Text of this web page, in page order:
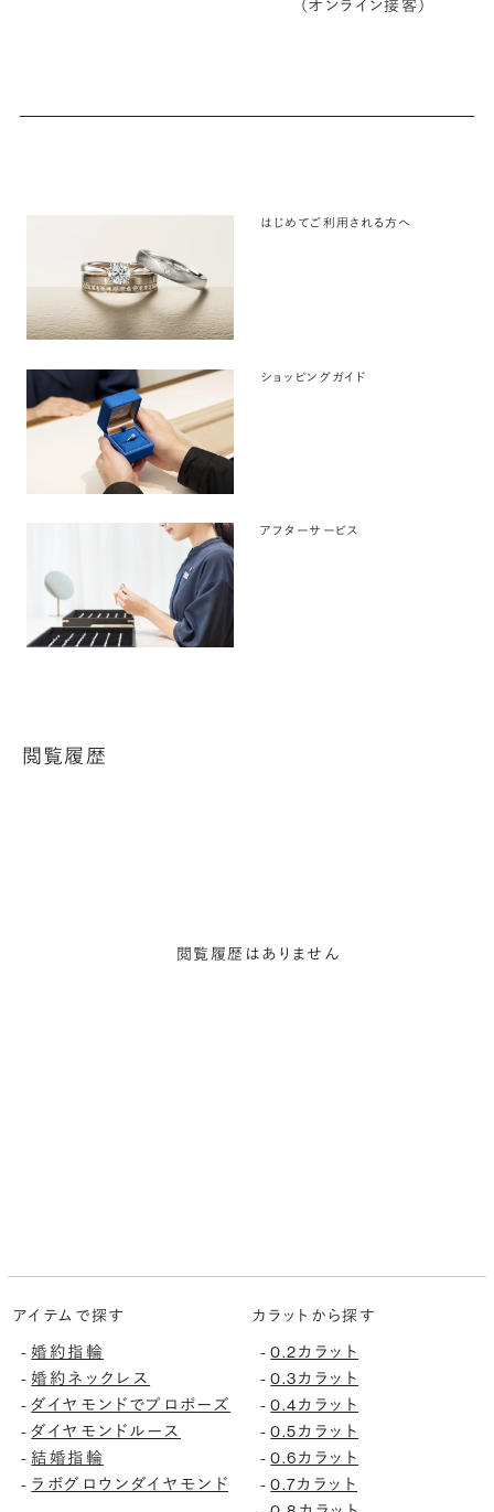
（オンライン接客）
はじめてご利用される方へ
ショッピングガイド
アフターサービス
閲覧履歴
閲覧履歴はありません
アイテムで探す
-婚約指輪
-婚約ネックレス
-ダイヤモンドでプロポーズ
-ダイヤモンドルース
-結婚指輪
- ラボグロウンダイヤモンド
カラットから探す
-0.2カラット
-0.3カラット
-0.4カラット
-0.5カラット
-0.6カラット
-0.7カラット